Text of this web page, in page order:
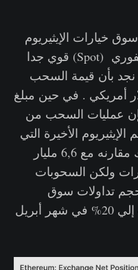
خيارات الإيثيريوم
فمن المتوقع أن يكون الطلب الفوري (Spot) قوي جدا
نجد بأن قيمة السحب
مليون دولار أمريكي . في حين مبلغ
فإن عمليات السحب من
الأخيرة التي
بلغت 3 مليار دولار شهريا وكذلك مقارنه مع 6,6 مليار
ولكن السحوبات
تقدر ب 2% من حجم تداولات سوق
المشتقات . حينما النسبة وصلت إلي 20% في شهر أبريل